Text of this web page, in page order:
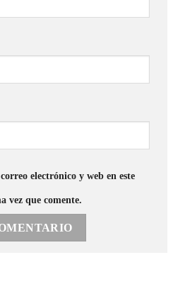
electrónico y web en este
vez que comente.